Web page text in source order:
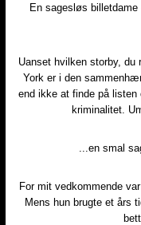
En sagesløs
Uanset hvilken storby,
York er i den
end ikke at finde på listen
kriminalitet.
...en smal
For mit vedkommende
Mens hun brugte et års